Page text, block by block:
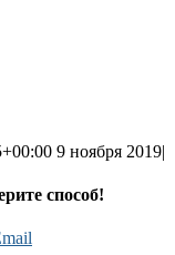
9 ноября 2019|
способ!